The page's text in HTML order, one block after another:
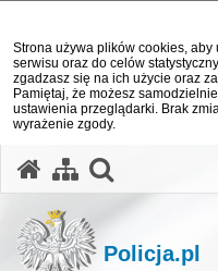
Strona używa plików cookies, aby
serwisu oraz do celów
zgadzasz się na ich użycie oraz
Pamiętaj, że możesz
ustawienia przeglądarki. Brak
wyrażenie zgody.
Policja.pl